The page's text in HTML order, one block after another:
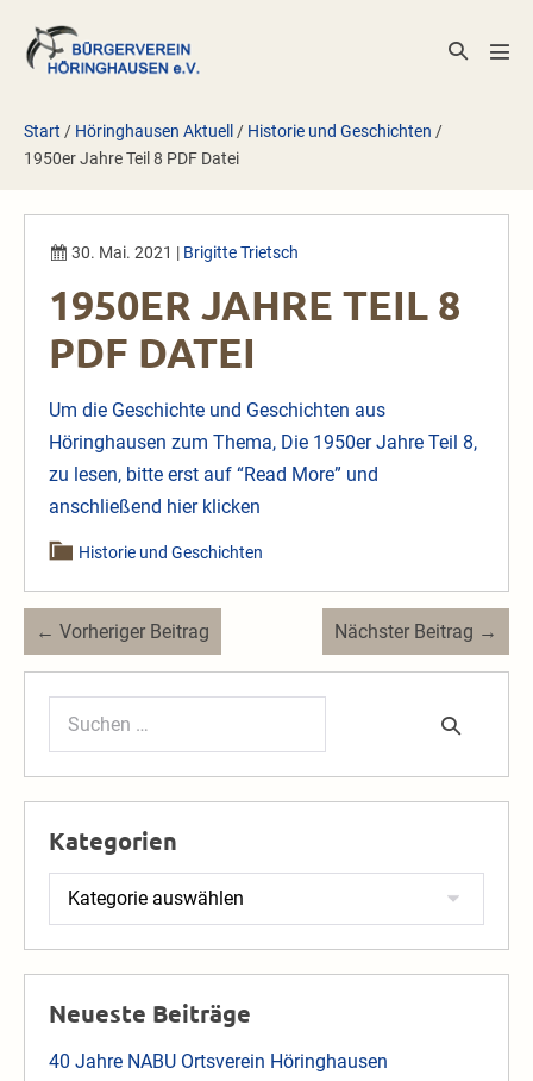
Inhalt
springen
Suche-
Start / Höringhausen Aktuell / Historie und Geschichten /
1950er Jahre Teil 8 PDF Datei
30. Mai. 2021 | Brigitte Trietsch
1950ER JAHRE TEIL 8
PDF DATEI
Um die Geschichte und Geschichten aus
Höringhausen zum Thema, Die 1950er Jahre Teil 8,
zu lesen, bitte erst auf “Read More” und
anschließend hier klicken
Historie und Geschichten
Beitragsnavigation
← Vorheriger Beitrag Nächster Beitrag →
Suchen
Kategorien
Kategorien
Neueste Beiträge
40 Jahre NABU Ortsverein Höringhausen